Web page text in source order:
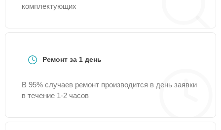
комплектующих
Ремонт за 1 день
В 95% случаев ремонт производится в день заявки
в течение 1-2 часов